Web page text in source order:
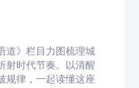
道》栏目力图梳理城
射时代节奏。以清醒
规律，一起读懂这座